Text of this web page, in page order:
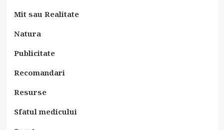
Mit sau Realitate
Natura
Publicitate
Recomandari
Resurse
Sfatul medicului